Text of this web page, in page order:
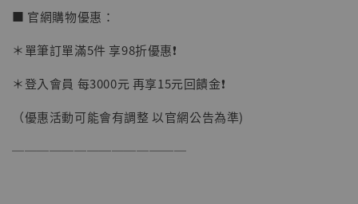
■ 官網購物優惠：
＊單筆訂單滿5件 享98折優惠❗️
＊登入會員 每3000元 再享15元回饋金❗️
（優惠活動可能會有調整 以官網公告為準)
──────────────